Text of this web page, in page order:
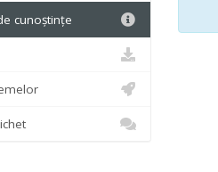
cunoștințe